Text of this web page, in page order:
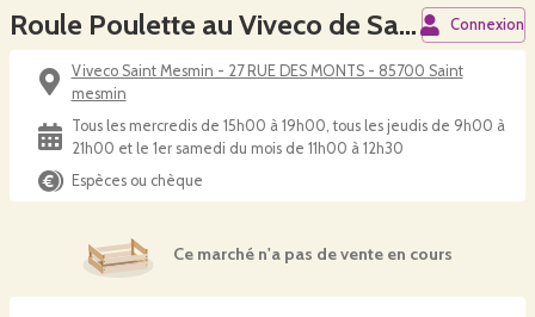
Roule Poulette au Viveco de Saint Mesmin Connexion
Viveco Saint Mesmin - 27 RUE DES MONTS - 85700 Saint
mesmin
Tous les mercredis de 15h00 à 19h00, tous les jeudis de 9h00 à
21h00 et le 1er samedi du mois de 11h00 à 12h30
Espèces ou chèque
Ce marché n'a pas de vente en cours